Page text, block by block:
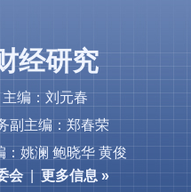
经研究
主编：刘元春
副主编：郑春荣
：姚澜 鲍晓华 黄俊
会|更多信息 »